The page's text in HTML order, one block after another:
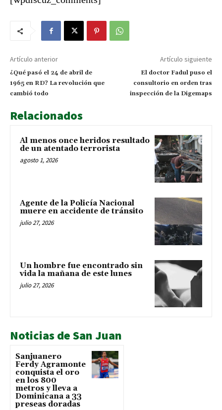
Artículo anterior
¿Qué pasó el 24 de abril de
1965 en RD? La revolución que
cambió todo
Artículo siguiente
El doctor Fadul puso el
consultorio en orden tras
inspección de la Digemaps
Relacionados
Al menos once heridos resultado
de un atentado terrorista
agosto 1, 2026
Agente de la Policía Nacional
muere en accidente de tránsito
julio 27, 2026
Un hombre fue encontrado sin
vida la mañana de este lunes
julio 27, 2026
Noticias de San Juan
Sanjuanero
Ferdy Agramonte
conquista el oro
en los 800
metros y lleva a
Dominicana a 33
preseas doradas